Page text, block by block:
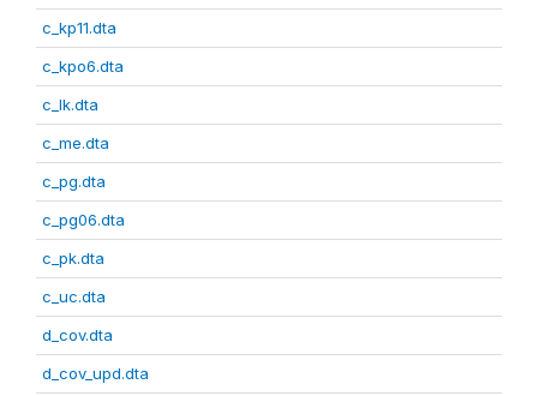
c_kp11.dta
c_kpo6.dta
c_lk.dta
c_me.dta
c_pg.dta
c_pg06.dta
c_pk.dta
c_uc.dta
d_cov.dta
d_cov_upd.dta